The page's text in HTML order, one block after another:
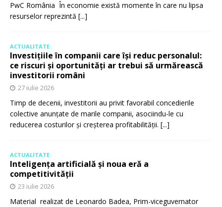
PwC România În economie există momente în care nu lipsa
resurselor reprezintă [...]
ACTUALITATE
Investițiile în companii care își reduc personalul:
ce riscuri și oportunități ar trebui să urmărească
investitorii români
27 iulie 2026
Timp de decenii, investitorii au privit favorabil concedierile
colective anunțate de marile companii, asociindu-le cu
reducerea costurilor și creșterea profitabilității. [...]
ACTUALITATE
Inteligența artificială și noua eră a
competitivității
23 iulie 2026
Material realizat de Leonardo Badea, Prim-viceguvernator